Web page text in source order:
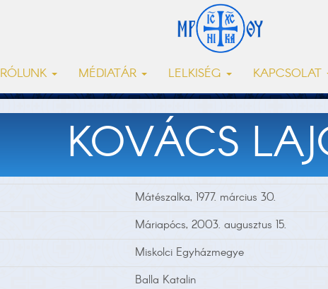
RÓLUNK MÉDIATÁR LELKISÉG KAPCSOLAT
KOVÁCS
Mátészalka, 1977. március 30.
Máriapócs, 2003. augusztus 15.
Miskolci Egyházmegye
Balla Katalin